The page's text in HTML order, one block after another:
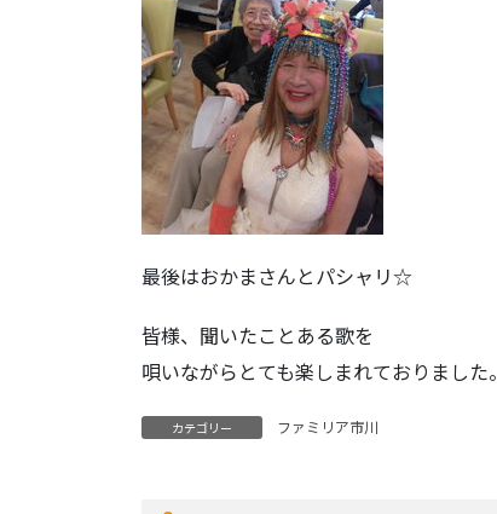
最後はおかまさんとパシャリ☆
皆様、聞いたことある歌を
唄いながらとても楽しまれておりました。
カテゴリー ファミリア市川